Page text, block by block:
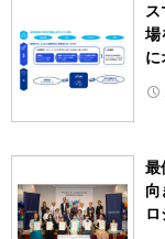
場
に
最
向
ロ